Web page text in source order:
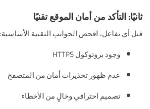
ثانيًا: التأكد من أمان الموقع تقنيًا
قبل أي تفاعل، افحص الجوانب التقنية الأساسية:
وجود بروتوكول HTTPS
عدم ظهور تحذيرات أمان من المتصفح
تصميم احترافي وخالٍ من الأخطاء